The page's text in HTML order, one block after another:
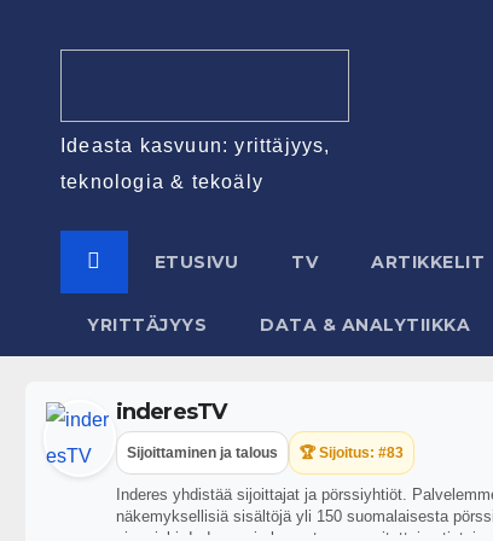
Ideasta kasvuun: yrittäjyys,
teknologia & tekoäly
ETUSIVU TV ARTIKKELIT
YRITTÄJYYS DATA & ANALYTIIKKA
inderesTV
Sijoittaminen ja talous 🏆 Sijoitus: #83
Inderes yhdistää sijoittajat ja pörssiyhtiöt.
näkemyksellisiä sisältöjä yli 150 suomalaisesta